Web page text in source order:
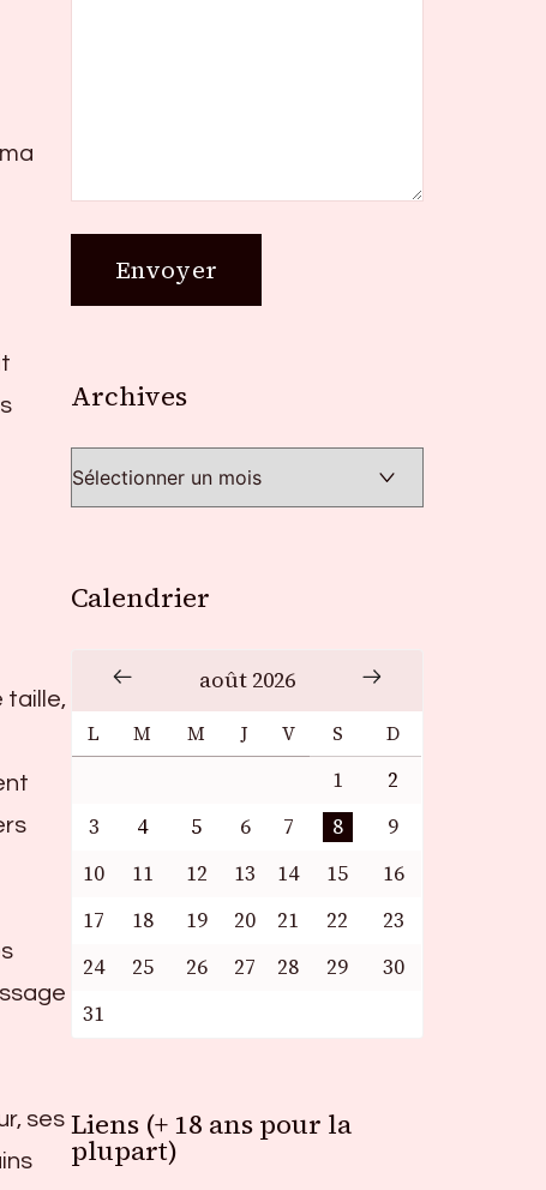
taille,
ses
Archives
Calendrier
août 2026
L M M J V S D
1
2
3
4 5 6 7 8
9
10
11 12 13 14 15
16
17
18 19 20 21 22
23
24
25 26 27 28 29
30
31
Liens (+ 18 ans pour la
plupart)